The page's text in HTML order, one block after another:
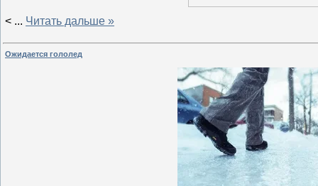
< ... Читать дальше »
Ожидается гололед